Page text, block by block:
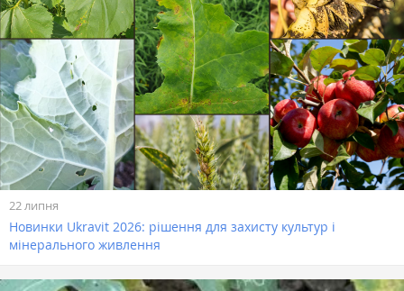
22 липня
Новинки Ukravit 2026: рішення для захисту культур і
мінерального живлення